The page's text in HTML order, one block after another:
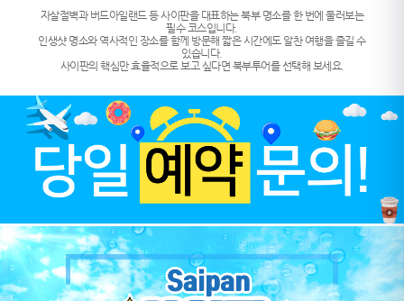
자살절벽과 버드아일랜드 등 사이판을 대표하는 북부 명소를 한 번에 둘러보는
필수 코스입니다.
인생샷 명소와 역사적인 장소를 함께 방문해 짧은 시간에도 알찬 여행을 즐길 수
있습니다.
사이판의 핵심만 효율적으로 보고 싶다면 북부투어를 선택해 보세요.